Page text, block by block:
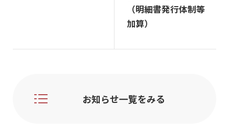
（明細書発行体制等
加算）
お知らせ一覧をみる